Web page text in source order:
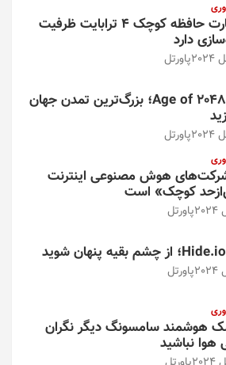
این کارت حافظه کوچک ۴ ترابایت ظرفیت
دارد
پاورتل
بازی/ Age of 2048؛ بزرگ‌ترین تمدن جهان
پاورتل
هوش مصنوعی اینترنت
کوچک» است
پاورتل
پاورتل
هوشمند سامسونگ دیگر نگران
هوا نباشید